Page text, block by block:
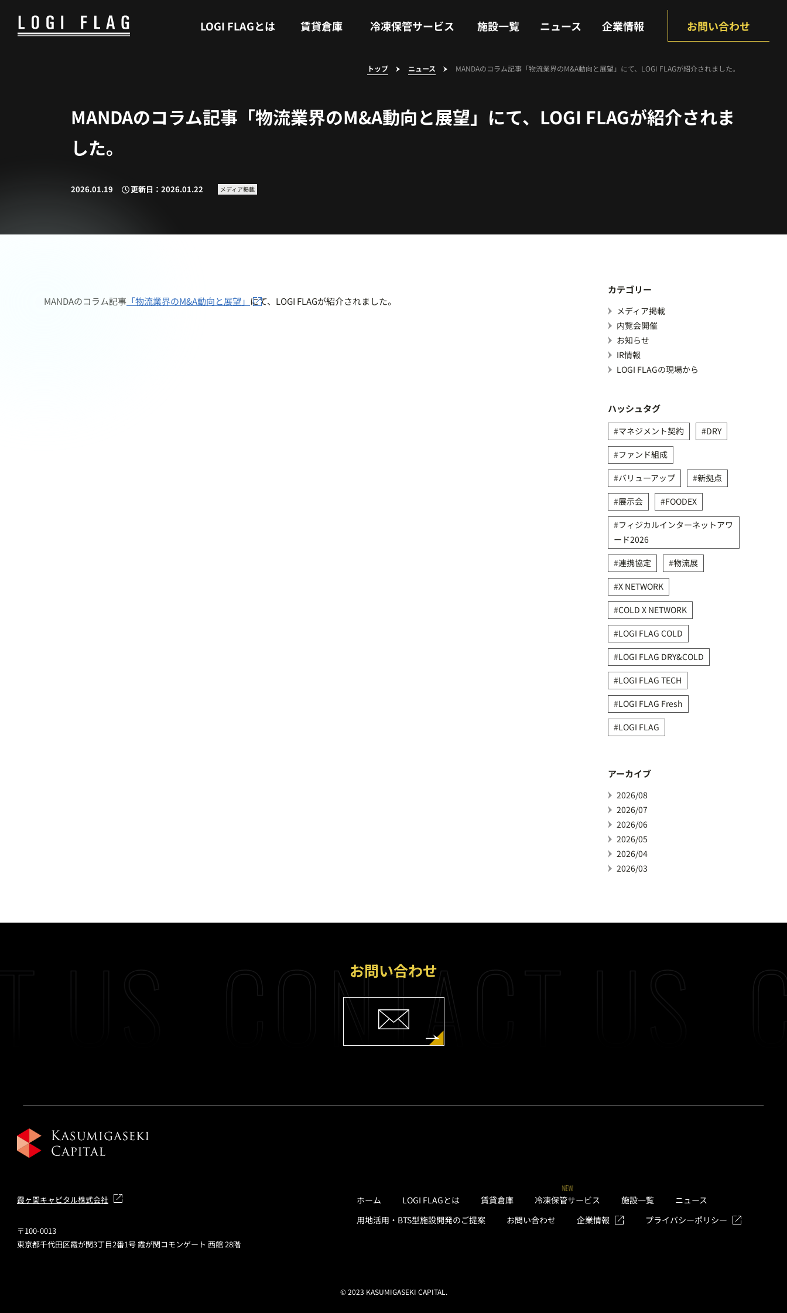
LOGI FLAGとは 賃貸倉庫 冷凍保管サービス 施設一覧 ニュース 企業情報 お問い合わせ
トップ ニュース MANDAのコラム記事「物流業界のM&A動向と展望」にて、LOGI FLAGが紹介されました。
MANDAのコラム記事「物流業界のM&A動向と展望」にて、LOGI FLAGが紹介されま
した。
2026.01.19 更新日：2026.01.22 メディア掲載
MANDAのコラム記事 「物流業界のM&A動向と展望」 にて、LOGI FLAGが紹介されました。
カテゴリー
メディア掲載
内覧会開催
お知らせ
IR情報
LOGI FLAGの現場から
ハッシュタグ
マネジメント契約
DRY
ファンド組成
バリューアップ
新拠点
展示会
FOODEX
フィジカルインターネットアワ
ード2026
連携協定
物流展
X NETWORK
COLD X NETWORK
LOGI FLAG COLD
LOGI FLAG DRY&COLD
LOGI FLAG TECH
LOGI FLAG Fresh
LOGI FLAG
アーカイブ
2026/08
2026/07
2026/06
2026/05
2026/04
2026/03
US CONTACT US
お問い合わせ
ホーム LOGI FLAGとは 賃貸倉庫
NEW
冷凍保管サービス 施設一覧
ニュース
用地活用・BTS型施設開発のご提案
お問い合わせ 企業情報 プライバシーポリシー
霞ヶ関キャピタル株式会社
〒100-0013
東京都千代田区霞が関3丁目2番1号 霞が関コモンゲート 西館 28階
© 2023 KASUMIGASEKI CAPITAL.